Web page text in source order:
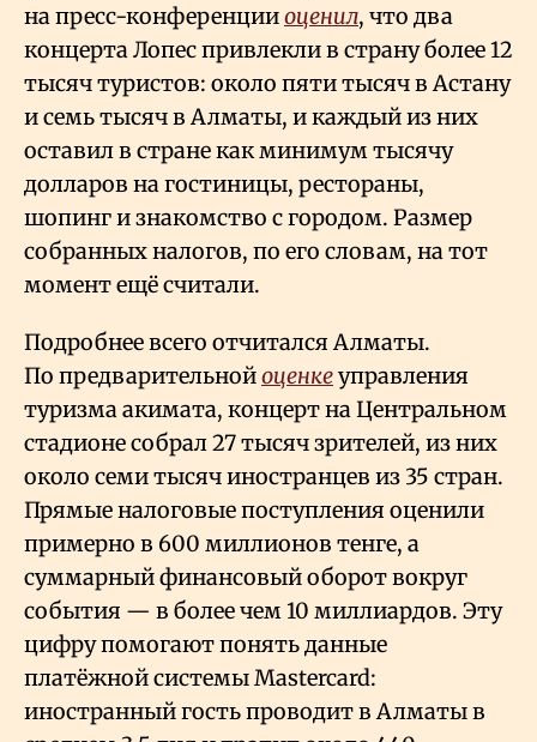
на пресс-конференцииоценил, что два
концерта Лопес привлекли в страну более 12
тысяч туристов: около пяти тысяч в Астану
и семь тысяч в Алматы, и каждый из них
оставил в стране как минимум тысячу
долларов на гостиницы, рестораны,
шопинг и знакомство с городом. Размер
собранных налогов, по его словам, на тот
момент ещё считали.
Подробнее всего отчитался Алматы.
По предварительнойоценкеуправления
туризма акимата, концерт на Центральном
стадионе собрал 27 тысяч зрителей, из них
около семи тысяч иностранцев из 35 стран.
Прямые налоговые поступления оценили
примерно в 600 миллионов тенге, а
суммарный финансовый оборот вокруг
события — в более чем 10 миллиардов. Эту
цифру помогают понять данные
платёжной системы Mastercard:
иностранный гость проводит в Алматы в